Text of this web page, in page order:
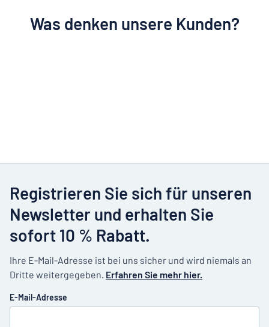
Was denken unsere Kunden?
Registrieren Sie sich für unseren
Newsletter und erhalten Sie
sofort 10 % Rabatt.
Ihre E-Mail-Adresse ist bei uns sicher und wird niemals an
Dritte weitergegeben. Erfahren Sie mehr hier.
E-Mail-Adresse